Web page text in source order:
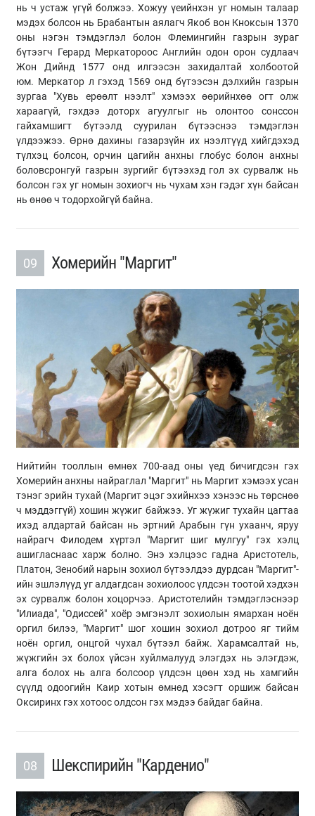
нь ч устаж үгүй болжээ. Хожуу үеийнхэн уг номын талаар
мэдэх болсон нь Брабантын аялагч Якоб вон Кноксын 1370
оны нэгэн тэмдэглэл болон Флемингийн газрын зураг
бүтээгч Герард Меркатороос Английн одон орон судлаач
Жон Дийнд 1577 онд илгээсэн захидалтай холбоотой
юм. Меркатор л гэхэд 1569 онд бүтээсэн дэлхийн газрын
зургаа "Хувь ерөөлт нээлт" хэмээх өөрийнхөө огт олж
хараагүй, гэхдээ доторх агуулгыг нь олонтоо сонссон
гайхамшигт бүтээлд суурилан бүтээснээ тэмдэглэн
үлдээжээ. Өрнө дахины газарзүйн их нээлтүүд хийгдэхэд
түлхэц болсон, орчин цагийн анхны глобус болон анхны
боловсронгуй газрын зургийг бүтээхэд гол эх сурвалж нь
болсон гэх уг номын зохиогч нь чухам хэн гэдэг хүн байсан
нь өнөө ч тодорхойгүй байна.
09 Хомерийн "Маргит"
Нийтийн тооллын өмнөх 700-аад оны үед бичигдсэн гэх
Хомерийн анхны найраглал "Маргит" нь Маргит хэмээх усан
тэнэг эрийн тухай (Маргит эцэг эхийнхээ хэнээс нь төрснөө
ч мэддэггүй) хошин жүжиг байжээ. Уг жүжиг тухайн цагтаа
ихэд алдартай байсан нь эртний Арабын гүн ухаанч, яруу
найрагч Филодем хүртэл "Маргит шиг мулгуу" гэх хэлц
ашигласнаас харж болно. Энэ хэлцээс гадна Аристотель,
Платон, Зенобий нарын зохиол бүтээлдээ дурдсан "Маргит"-
ийн эшлэлүүд уг алдагдсан зохиолоос үлдсэн тоотой хэдхэн
эх сурвалж болон хоцорчээ. Аристотелийн тэмдэглэснээр
"Илиада", "Одиссей" хоёр эмгэнэлт зохиолын ямархан ноён
оргил билээ, "Маргит" шог хошин зохиол дотроо яг тийм
ноён оргил, онцгой чухал бүтээл байж. Харамсалтай нь,
жүжгийн эх болох үйсэн хуйлмалууд элэгдэх нь элэгдэж,
алга болох нь алга болсоор үлдсэн цөөн хэд нь хамгийн
сүүлд одоогийн Каир хотын өмнөд хэсэгт оршиж байсан
Оксиринх гэх хотоос олдсон гэх мэдээ байдаг байна.
08 Шекспирийн "Карденио"